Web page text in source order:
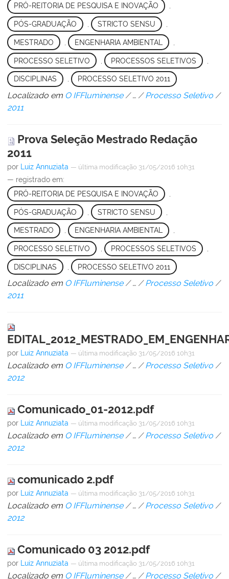
PRÓ-REITORIA DE PESQUISA E INOVAÇÃO
,
PÓS-GRADUAÇÃO STRICTO SENSU
MESTRADO ENGENHARIA AMBIENTAL
PROCESSO SELETIVO PROCESSOS SELETIVOS
DISCIPLINAS , PROCESSO SELETIVO 2011
Localizado em O IFFluminense /… /Processo Seletivo /
2011
Prova Seleção Mestrado Redação
2011
por Luiz Annuziata — última modificação 31/05/2016 10h31
— registrado em:
PRÓ-REITORIA DE PESQUISA E INOVAÇÃO
PÓS-GRADUAÇÃO STRICTO SENSU
MESTRADO , ENGENHARIA AMBIENTAL ,
PROCESSO SELETIVO PROCESSOS SELETIVOS
DISCIPLINAS PROCESSO SELETIVO 2011
Localizado em O IFFluminense /… /Processo Seletivo /
2011
por Luiz Annuziata — última modificação 31/05/2016 10h31
Localizado em O IFFluminense /… /Processo Seletivo /
2012
Comunicado_01-2012.pdf
por Luiz Annuziata — última modificação 31/05/2016 10h31
Localizado em O IFFluminense /… /Processo Seletivo /
2012
comunicado 2.pdf
por Luiz Annuziata — última modificação 31/05/2016 10h31
Localizado em O IFFluminense /… /Processo Seletivo /
2012
Comunicado 03 2012.pdf
por Luiz Annuziata — última modificação 31/05/2016 10h31
Localizado em O IFFluminense /… /Processo Seletivo /